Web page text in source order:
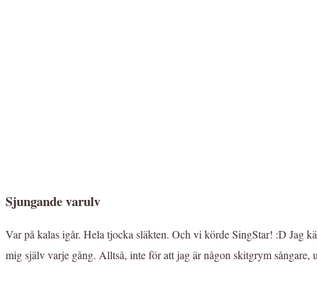
Sjungande varulv
Var på kalas igår. Hela tjocka släkten. Och vi körde SingStar! :D Jag
mig själv varje gång. Alltså, inte för att jag är någon skitgrym